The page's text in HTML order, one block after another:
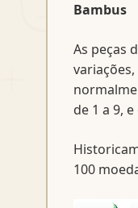
Bambus
As peças
de 1 a 9,
100